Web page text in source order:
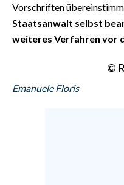
Vorschriften
Staatsanwalt selbst
weiteres Verfahren vor
©
Emanuele Floris